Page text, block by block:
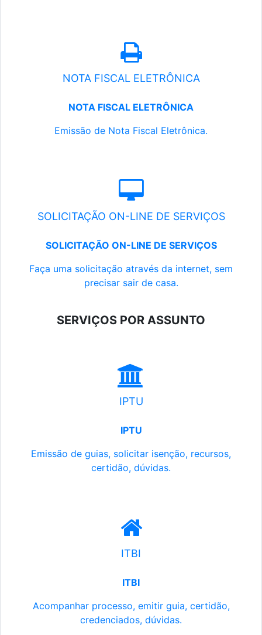
NOTA FISCAL ELETRÔNICA
NOTA FISCAL ELETRÔNICA
Emissão de Nota Fiscal Eletrônica.
SOLICITAÇÃO ON-LINE DE SERVIÇOS
SOLICITAÇÃO ON-LINE DE SERVIÇOS
Faça uma solicitação através da internet, sem
precisar sair de casa.
SERVIÇOS POR ASSUNTO
IPTU
IPTU
Emissão de guias, solicitar isenção, recursos,
certidão, dúvidas.
ITBI
ITBI
Acompanhar processo, emitir guia, certidão,
credenciados, dúvidas.